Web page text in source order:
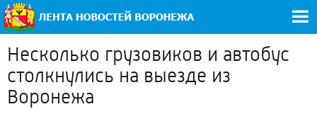
Несколько грузовиков и автобус
столкнулись на выезде из
Воронежа